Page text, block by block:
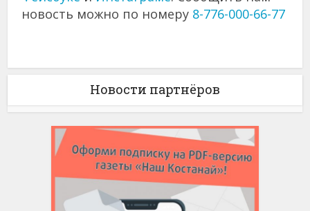
новость можно по номеру 8-776-000-66-77
Новости партнёров